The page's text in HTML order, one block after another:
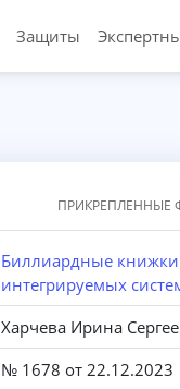
Защиты
ПРИКРЕПЛЕННЫЕ
Биллиардные книжки
интегрируемых
Харчева Ирина
№ 1678 от 22.12.2023